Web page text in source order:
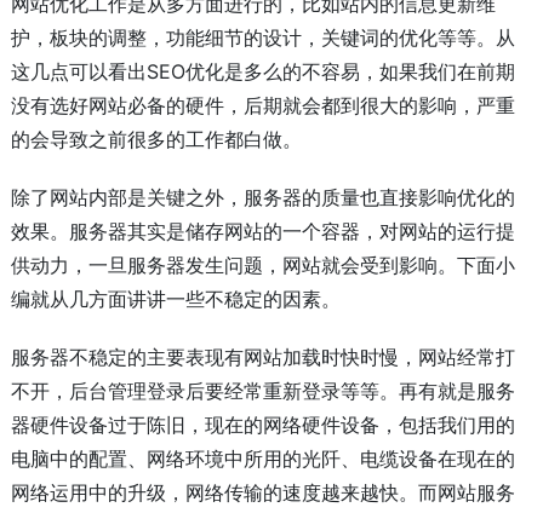
护，板块的调整，功能细节的设计，关键词的优化等等。从
这几点可以看出SEO优化是多么的不容易，如果我们在前期
没有选好网站必备的硬件，后期就会都到很大的影响，严重
的会导致之前很多的工作都白做。
除了网站内部是关键之外，服务器的质量也直接影响优化的
效果。服务器其实是储存网站的一个容器，对网站的运行提
供动力，一旦服务器发生问题，网站就会受到影响。下面小
编就从几方面讲讲一些不稳定的因素。
服务器不稳定的主要表现有网站加载时快时慢，网站经常打
不开，后台管理登录后要经常重新登录等等。再有就是服务
器硬件设备过于陈旧，现在的网络硬件设备，包括我们用的
电脑中的配置、网络环境中所用的光阡、电缆设备在现在的
网络运用中的升级，网络传输的速度越来越快。而网站服务